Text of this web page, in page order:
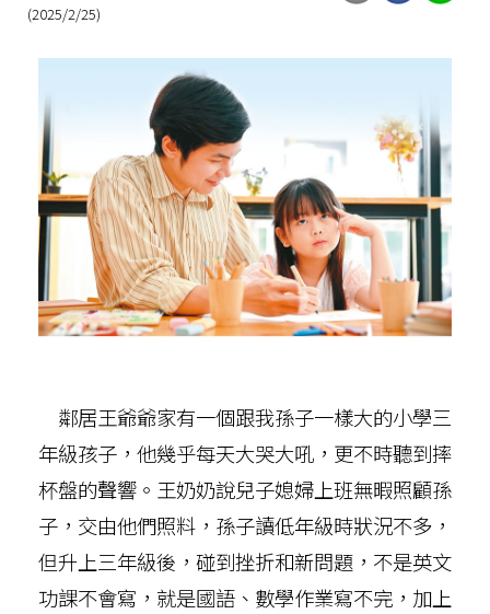
(2025/2/25)
鄰居王爺爺家有一個跟我孫子一樣大的小學三
年級孩子，他幾乎每天大哭大吼，更不時聽到摔
杯盤的聲響。王奶奶說兒子媳婦上班無暇照顧孫
子，交由他們照料，孫子讀低年級時狀況不多，
但升上三年級後，碰到挫折和新問題，不是英文
功課不會寫，就是國語、數學作業寫不完，加上